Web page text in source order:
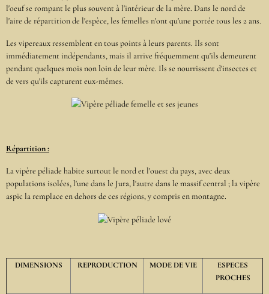
l'oeuf se rompant le plus souvent à l'intérieur de la mère. Dans le nord de
l'aire de répartition de l'espèce, les femelles n'ont qu'une portée tous les 2 ans.
Les vipereaux ressemblent en tous points à leurs parents. Ils sont
immédiatement indépendants, mais il arrive fréquemment qu'ils demeurent
pendant quelques mois non loin de leur mère. Ils se nourrissent d'insectes et
de vers qu'ils capturent eux-mêmes.
Répartition :
La vipère péliade habite surtout le nord et l'ouest du pays, avec deux
populations isolées, l'une dans le Jura, l'autre dans le massif central ; la vipère
aspic la remplace en dehors de ces régions, y compris en montagne.
DIMENSIONS REPRODUCTION MODE DE VIE
ESPECES
PROCHES